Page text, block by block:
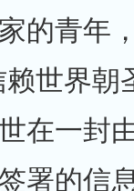
的青年
世界朝
在一封
署的信